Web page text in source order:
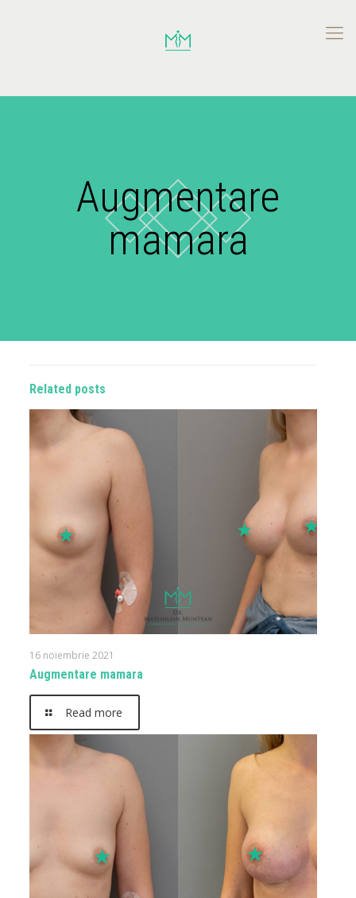
Augmentare
mamara
Related posts
16 noiembrie 2021
Augmentare mamara
Read more